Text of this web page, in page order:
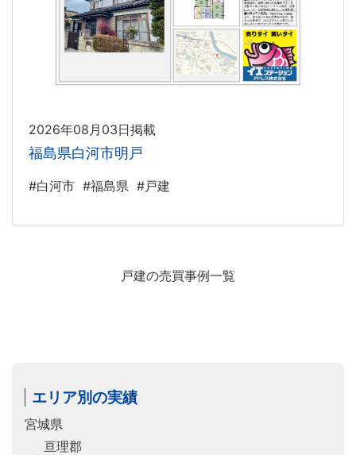
2026年08月03日掲載
福島県白河市明戸
#白河市 #福島県 #戸建
戸建の売買事例一覧
エリア別の実績
宮城県
亘理郡